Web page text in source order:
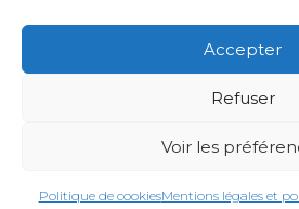
Accepter
Refuser
Voir les
Politique de cookiesMentions légales et
© 2026 Citronelle and